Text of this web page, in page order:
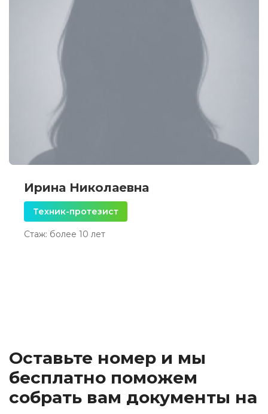
Ирина Николаевна
Техник-протезист
Стаж: более 10 лет
Оставьте номер и мы
бесплатно поможем
собрать вам документы на